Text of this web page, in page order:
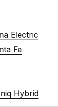
Electric
Fe
Hybrid